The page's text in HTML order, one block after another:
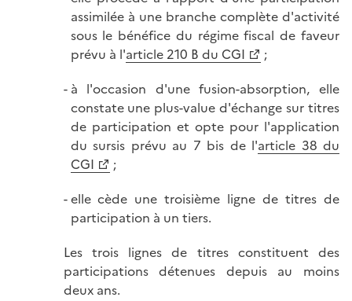
assimilée à une branche complète d'activité
sous le bénéfice du régime fiscal de faveur
prévu à l'article 210 B du CGI
;
à l'occasion d'une fusion-absorption, elle
constate une plus-value d'échange sur titres
de participation et opte pour l'application
du sursis prévu au 7 bis de l'article 38 du
CGI
;
elle cède une troisième ligne de titres de
participation à un tiers.
Les trois lignes de titres constituent des
participations détenues depuis au moins
deux ans.